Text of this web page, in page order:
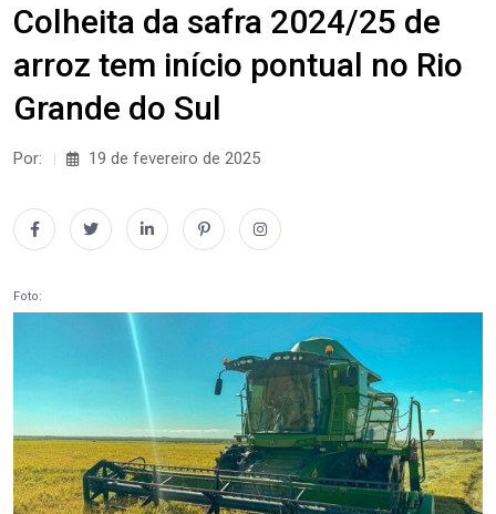
Colheita da safra 2024/25 de
arroz tem início pontual no Rio
Grande do Sul
Por: 19 de fevereiro de 2025
Foto: